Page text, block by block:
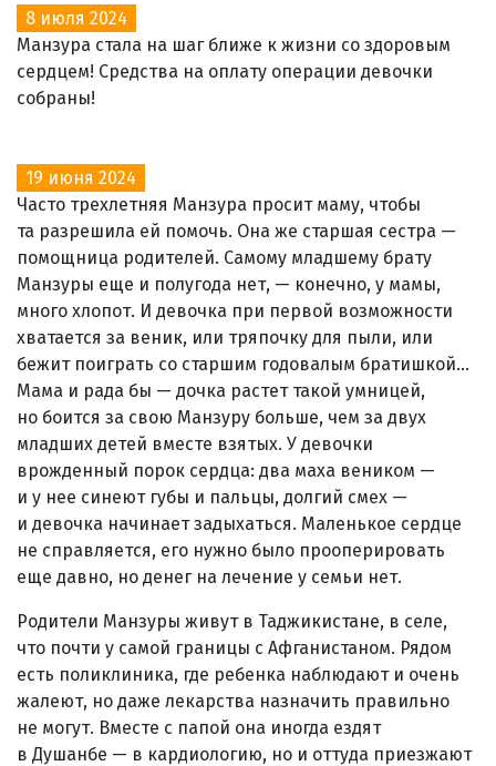
8 июля 2024
Манзура стала на шаг ближе к жизни со здоровым
сердцем! Средства на оплату операции девочки
собраны!
19 июня 2024
Часто трехлетняя Манзура просит маму, чтобы
та разрешила ей помочь. Она же старшая сестра —
помощница родителей. Самому младшему брату
Манзуры еще и полугода нет, — конечно, у мамы,
много хлопот. И девочка при первой возможности
хватается за веник, или тряпочку для пыли, или
бежит поиграть со старшим годовалым братишкой...
Мама и рада бы — дочка растет такой умницей,
но боится за свою Манзуру больше, чем за двух
младших детей вместе взятых. У девочки
врожденный порок сердца: два маха веником —
и у нее синеют губы и пальцы, долгий смех —
и девочка начинает задыхаться. Маленькое сердце
не справляется, его нужно было прооперировать
еще давно, но денег на лечение у семьи нет.
Родители Манзуры живут в Таджикистане, в селе,
что почти у самой границы с Афганистаном. Рядом
есть поликлиника, где ребенка наблюдают и очень
жалеют, но даже лекарства назначить правильно
не могут. Вместе с папой она иногда ездят
в Душанбе — в кардиологию, но и оттуда приезжают